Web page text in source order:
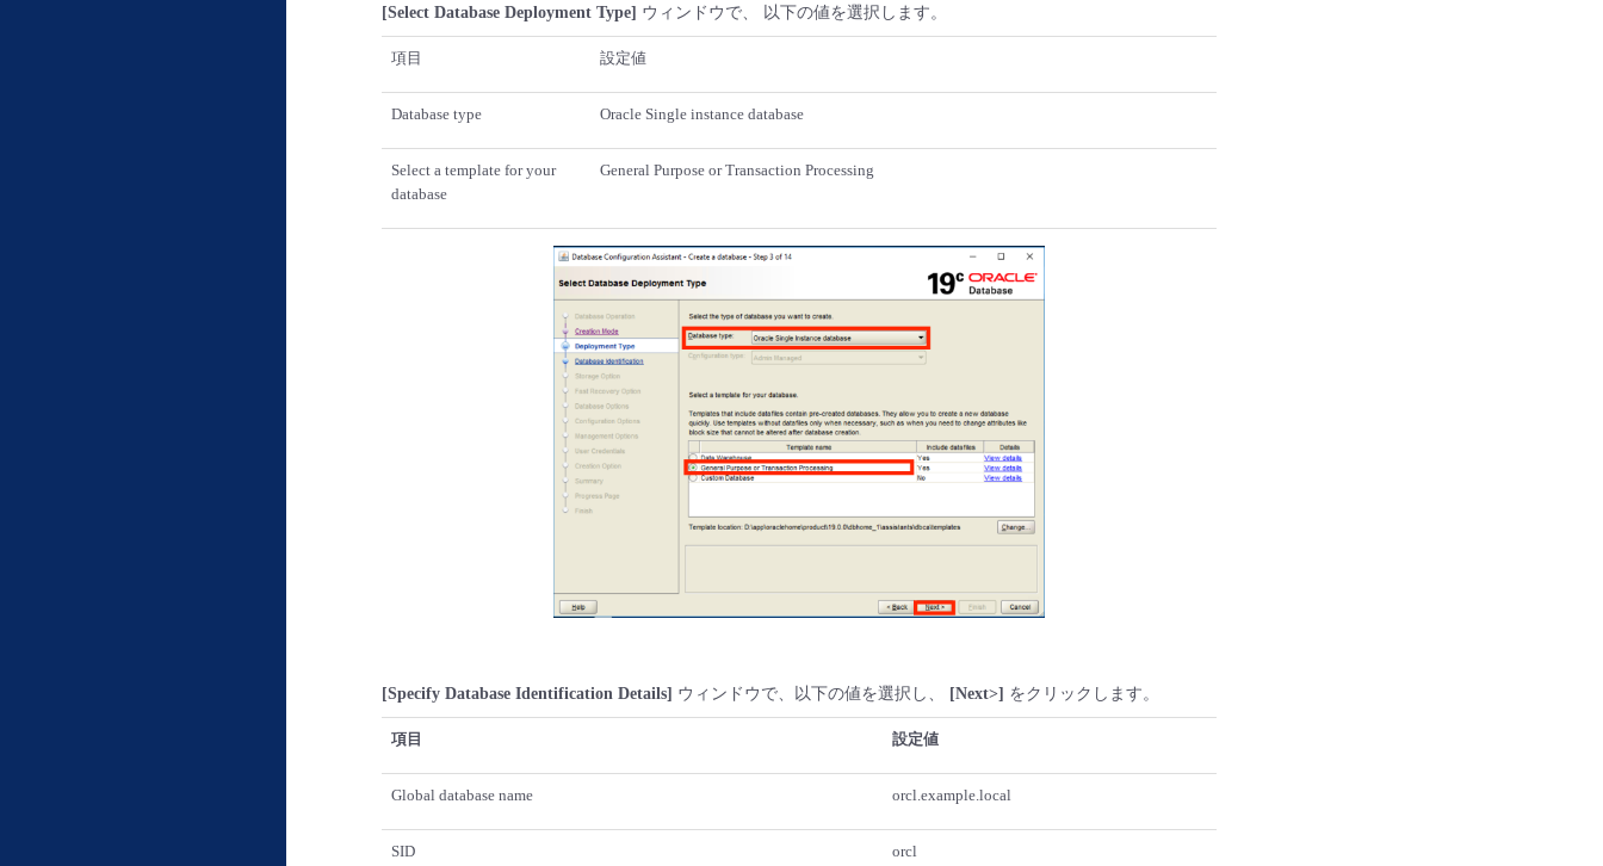
[Select Database Deployment Type] ウィンドウで、 以下の値を選択します。
項目 設定値
Database type Oracle Single instance database
Select a template for your
database
General Purpose or Transaction Processing
[Specify Database Identification Details] ウィンドウで、以下の値を選択し、 [Next>] をクリックします。
項目 設定値
Global database name orcl.example.local
SID orcl